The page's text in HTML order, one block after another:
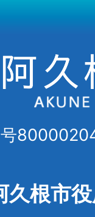
久根市